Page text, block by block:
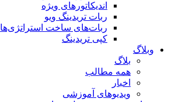
اندیکاتورهای ویژه
ربات تریدینگ ویو
ربات‌های ساخت استراتژی‌ها
کپی تریدینگ
وبلاگ
بلاگ
همه مطالب
اخبار
ویدیوهای آموزشی